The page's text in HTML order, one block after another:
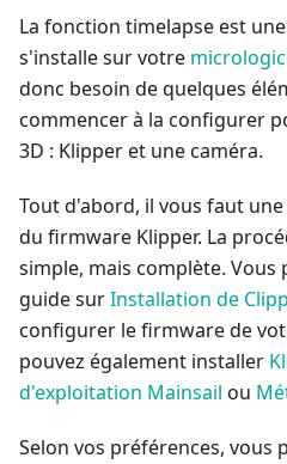
La fonction timelapse est
s'installe sur votre
donc besoin de quelques
commencer à la configurer
3D : Klipper et une caméra.
Tout d'abord, il vous faut
du firmware Klipper. La
simple, mais complète.
guide surInstallation de
configurer le firmware de
pouvez également installer
d'exploitation Mainsail ou
Selon vos préférences, vous